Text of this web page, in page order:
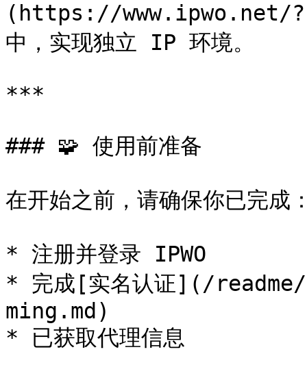
(https://www.ipwo.net/
中，实现独立 IP 环境。
***
### 🧩 使用前准备
在开始之前，请确保你已完成
* 注册并登录 IPWO
* 完成[实名认证](/
ming.md)
* 已获取代理信息